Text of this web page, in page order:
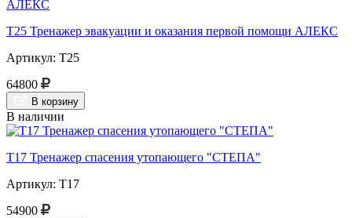
Т25 Тренажер эвакуации и оказания первой помощи АЛЕКС
Артикул: Т25
64800
В корзину
В наличии
Т17 Тренажер спасения утопающего "СТЕПА"
Артикул: Т17
54900